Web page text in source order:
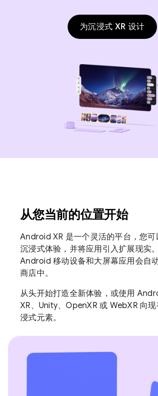
为沉浸式 XR 设计
从您当前的位置开始
Android XR 是一个灵活的平台，您
沉浸式体验，并将应用引入扩展现实
Android 移动设备和大屏幕应用会自
商店中。
从头开始打造全新体验，或使用
XR、Unity、OpenXR 或 WebXR 向
浸式元素。